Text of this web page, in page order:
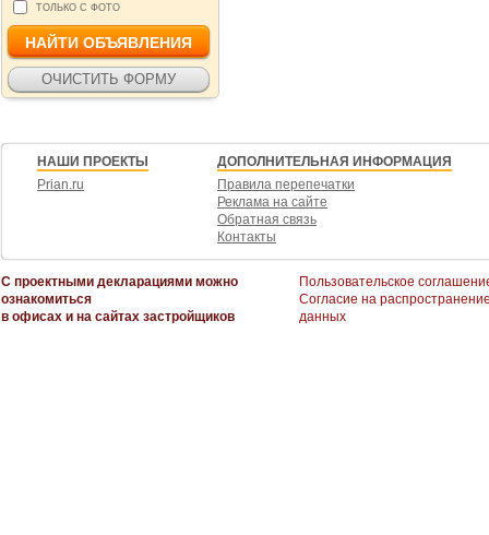
ТОЛЬКО С ФОТО
НАШИ ПРОЕКТЫ
Prian.ru
ДОПОЛНИТЕЛЬНАЯ ИНФОРМАЦИЯ
Правила перепечатки
Реклама на сайте
Обратная связь
Контакты
С проектными декларациями можно
ознакомиться
в офисах и на сайтах застройщиков
Пользовательское
Согласие на
данных